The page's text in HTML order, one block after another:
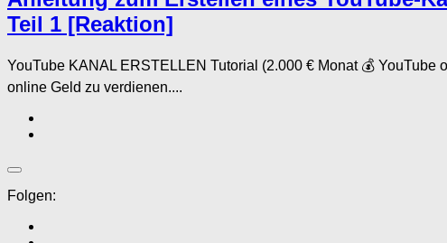
Teil 1 [Reaktion]
YouTube KANAL ERSTELLEN Tutorial (2.000 € Monat 💰
online Geld zu verdienen....
Folgen: